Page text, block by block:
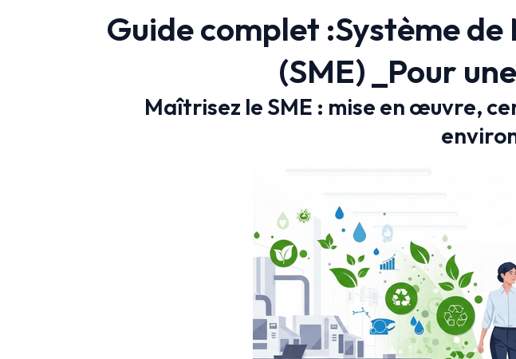
Guide complet :Système
(SME) _Pour
Maîtrisez le SME : mise en œuvre,